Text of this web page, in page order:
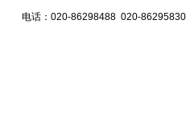
电话：020-86298488 020-